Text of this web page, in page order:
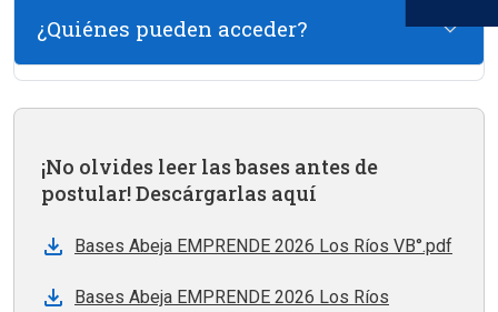
¿Quiénes pueden acceder?
¡No olvides leer las bases antes de
postular! Descárgarlas aquí
Bases Abeja EMPRENDE 2026 Los Ríos VB°.pdf
Bases Abeja EMPRENDE 2026 Los Ríos